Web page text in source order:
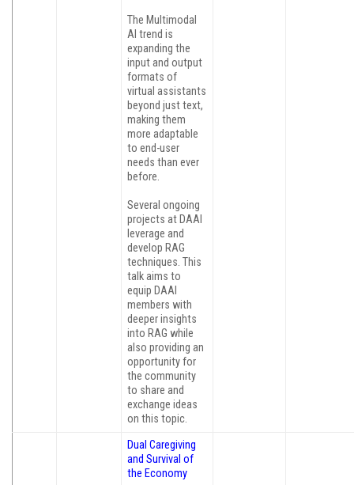
The Multimodal
AI trend is
expanding the
input and output
formats of
virtual assistants
beyond just text,
making them
more adaptable
to end-user
needs than ever
before.
Several ongoing
projects at DAAI
leverage and
develop RAG
techniques. This
talk aims to
equip DAAI
members with
deeper insights
into RAG while
also providing an
opportunity for
the community
to share and
exchange ideas
on this topic.
Dual Caregiving
and Survival of
the Economy